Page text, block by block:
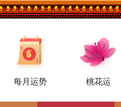
每月运势 桃花运